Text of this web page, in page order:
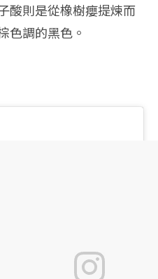
酸則是從橡樹癭提煉而
色調的黑色。